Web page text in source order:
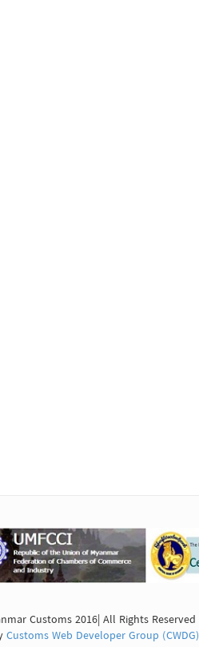
Customs 2016| All Rights Reserved
Customs Web Developer Group (CWDG)